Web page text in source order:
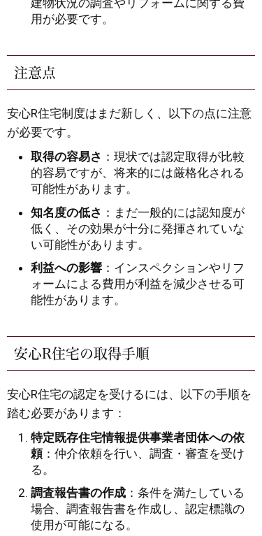
建物状況の調査やリフォームに関する費
用が必要です。
注意点
安心R住宅制度はまだ新しく、以下の点に注意
が必要です。
取得の容易さ ：現状では認定取得が比較
的容易ですが、将来的には厳格化される
可能性があります。
知名度の低さ ：まだ一般的には認知度が
低く、その効果が十分に発揮されていな
い可能性があります。
利益への影響 ：インスペクションやリフ
ォームによる費用が利益を減少させる可
能性があります。
安心R住宅の取得手順
安心R住宅の認定を受けるには、以下の手順を
踏む必要があります：
特定既存住宅情報提供事業者団体への依
頼：仲介依頼を行い、調査・審査を受け
る。
調査報告書の作成 ：条件を満たしている
場合、調査報告書を作成し、認定標識の
使用が可能になる。